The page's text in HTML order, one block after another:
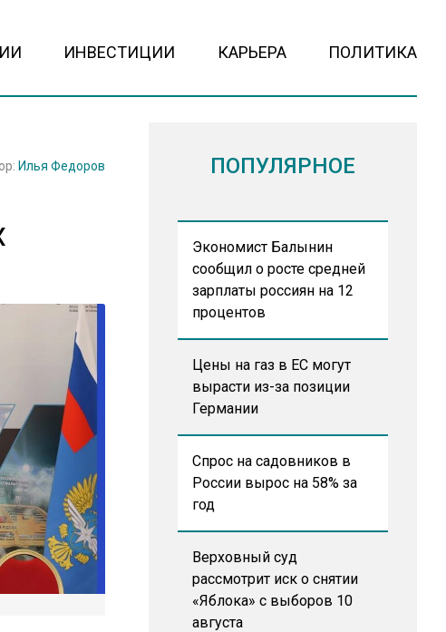
ИНВЕСТИЦИИ КАРЬЕРА ПОЛИТИКА
Илья Федоров ПОПУЛЯРНОЕ
Экономист Балынин
сообщил о росте средней
зарплаты россиян на 12
процентов
Цены на газ в ЕС могут
вырасти из-за позиции
Германии
Спрос на садовников в
России вырос на 58% за
год
Верховный суд
рассмотрит иск о снятии
«Яблока» с выборов 10
августа